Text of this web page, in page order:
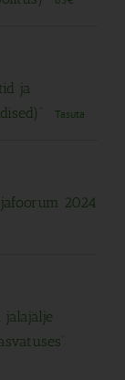
ja
Tasuta
2024
jalajälje